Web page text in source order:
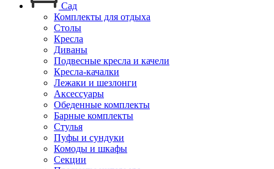
Сад
Комплекты для отдыха
Столы
Кресла
Диваны
Подвесные кресла и качели
Кресла-качалки
Лежаки и шезлонги
Аксессуары
Обеденные комплекты
Барные комплекты
Стулья
Пуфы и сундуки
Комоды и шкафы
Секции